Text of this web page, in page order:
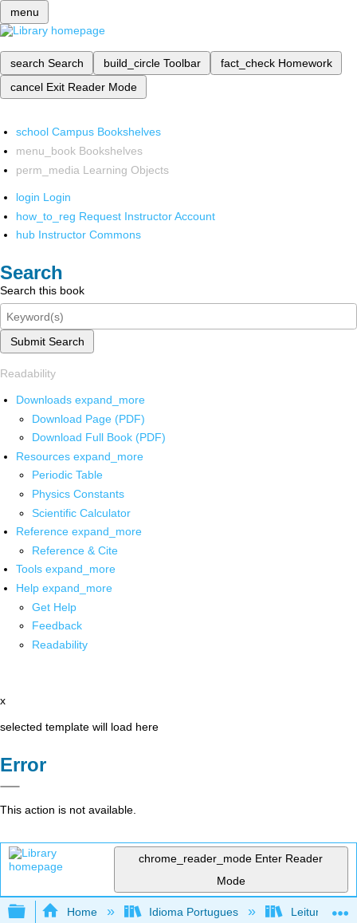
menu
search Search build_circle Toolbar fact_check Homework
cancel Exit Reader Mode
school Campus Bookshelves
menu_book Bookshelves
perm_media Learning Objects
login Login
how_to_reg Request Instructor Account
hub Instructor Commons
Search
Search this book
Submit Search
Readability
Downloads expand_more
Download Page (PDF)
Download Full Book (PDF)
Resources expand_more
Periodic Table
Physics Constants
Scientific Calculator
Reference expand_more
Reference & Cite
Tools expand_more
Help expand_more
Get Help
Feedback
Readability
x
selected template will load here
Error
This action is not available.
chrome_reader_mode Enter Reader
Mode
Expand/collapse global hierarchy
Home Idioma Portugues Leitura,